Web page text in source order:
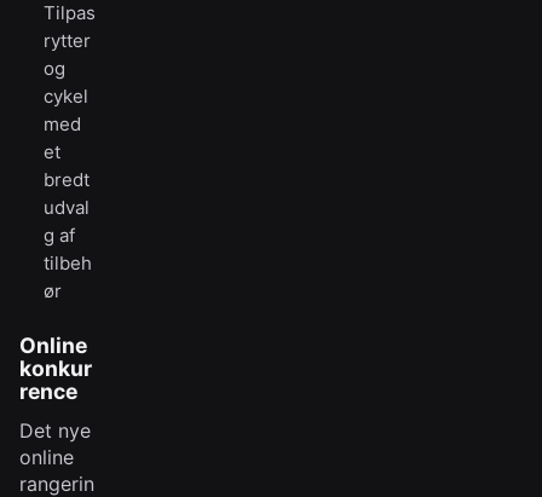
Tilpas
rytter
og
cykel
med
et
bredt
udval
g af
tilbeh
ør
Online
konkur
rence
Det nye
online
rangerin